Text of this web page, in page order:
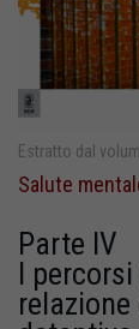
Estratto dal
Salute
Parte IV
I